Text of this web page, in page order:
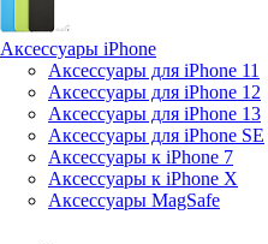
Аксессуары iPhone
Аксессуары для iPhone 11
Аксессуары для iPhone 12
Аксессуары для iPhone 13
Аксессуары для iPhone SE
Аксессуары к iPhone 7
Аксессуары к iPhone X
Аксессуары MagSafe